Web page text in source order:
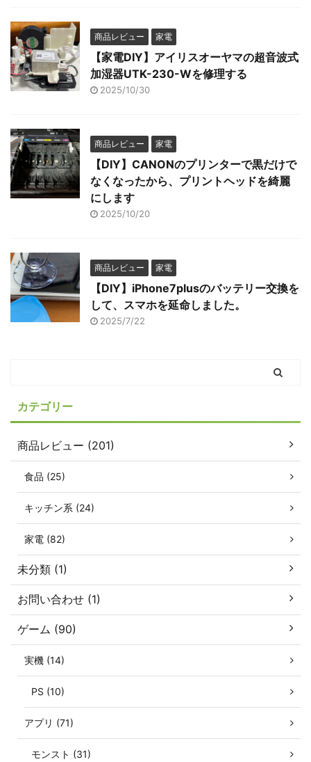
商品レビュー 家電
【家電DIY】アイリスオーヤマの超音波式
加湿器UTK-230-Wを修理する
2025/10/30
商品レビュー 家電
【DIY】CANONのプリンターで黒だけで
なくなったから、プリントヘッドを綺麗
にします
2025/10/20
商品レビュー 家電
【DIY】iPhone7plusのバッテリー交換を
して、スマホを延命しました。
2025/7/22
カテゴリー
商品レビュー (201)
食品 (25)
キッチン系 (24)
家電 (82)
未分類 (1)
お問い合わせ (1)
ゲーム (90)
実機 (14)
PS (10)
アプリ (71)
モンスト (31)